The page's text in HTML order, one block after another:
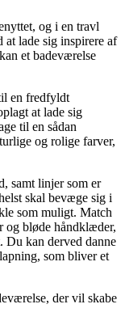
og i en travl
at lade sig inspirere af
et badeværelse
en fredfyldt
at lade sig
til en sådan
og rolige farver,
samt linjer som er
skal bevæge sig i
som muligt. Match
og bløde håndklæder,
Du kan derved danne
som bliver et
der vil skabe